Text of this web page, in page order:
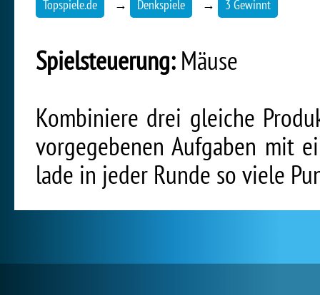
Topspiele.de → Denkspiele → 3 Gewinnt
Spielsteuerung:Mäuse
Kombiniere drei gleiche
vorgegebenen Aufgaben mit
lade in jeder Runde so viele